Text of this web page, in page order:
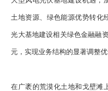
土地资源、绿色能源优势转化
光大基地建设相关绿色金融融
元，实现业务结构的显著调整优
在广袤的荒漠化土地和戈壁滩